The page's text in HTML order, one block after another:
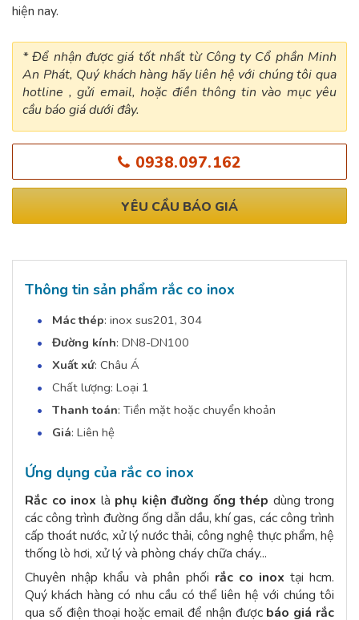
hiện nay.
* Để nhận được giá tốt nhất từ Công ty Cổ phần Minh
An Phát, Quý khách hàng hãy liên hệ với chúng tôi qua
hotline , gửi email, hoặc điền thông tin vào mục yêu
cầu báo giá dưới đây.
0938.097.162
YÊU CẦU BÁO GIÁ
Thông tin sản phẩm rắc co inox
Mác thép: inox sus201, 304
Đường kính: DN8-DN100
Xuất xứ: Châu Á
Chất lượng: Loại 1
Thanh toán: Tiền mặt hoặc chuyển khoản
Giá: Liên hệ
Ứng dụng của rắc co inox
Rắc co inox là phụ kiện đường ống thép dùng trong
các công trình đường ống dẫn dầu, khí gas, các công trình
cấp thoát nước, xử lý nước thải, công nghệ thực phẩm, hệ
thống lò hơi, xử lý và phòng cháy chữa cháy...
Chuyên nhập khẩu và phân phối rắc co inox tại hcm.
Quý khách hàng có nhu cầu có thể liên hệ với chúng tôi
qua số điện thoại hoặc email để nhận được báo giá rắc